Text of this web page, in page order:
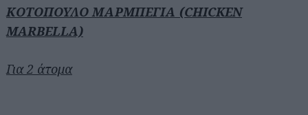
ΚΟΤΟΠΟΥΛΟ ΜΑΡΜΠΕΓΙΑ (CHICKEN
MARBELLA)
Για 2 άτομα